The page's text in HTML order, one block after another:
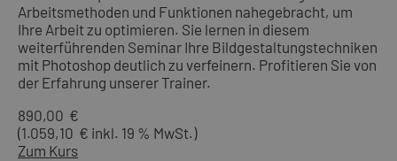
Arbeitsmethoden und Funktionen nahegebracht, um
Ihre Arbeit zu optimieren. Sie lernen in diesem
weiterführenden Seminar Ihre Bildgestaltungstechniken
mit Photoshop deutlich zu verfeinern. Profitieren Sie von
der Erfahrung unserer Trainer.
890,00 €
(1.059,10 € inkl. 19 % MwSt.)
Zum Kurs